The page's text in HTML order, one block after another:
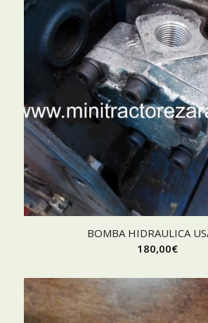
BOMBA HIDRAULICA
180,00€